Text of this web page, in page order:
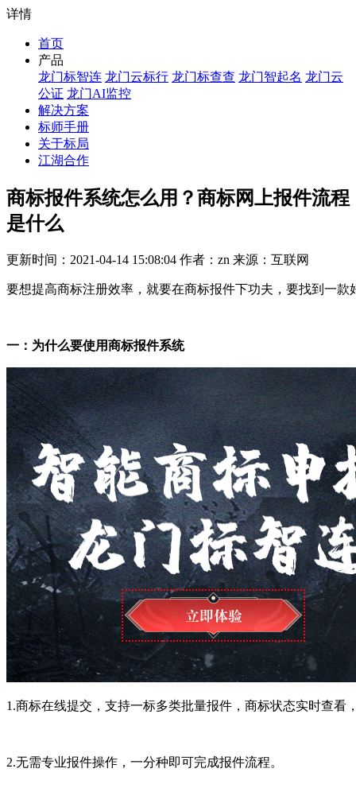
详情
首页
产品
龙门标智连 龙门云标行 龙门标查查 龙门智起名 龙门云
公证 龙门AI监控
解决方案
标师手册
关于标局
江湖合作
商标报件系统怎么用？商标网上报件流程
是什么
更新时间：2021-04-14 15:08:04 作者：zn 来源：互联网
要想提高商标注册效率，就要在商标报件下功夫，要找到一
一：为什么要使用商标报件系统
1.商标在线提交，支持一标多类批量报件，商标状态实时查
2.无需专业报件操作，一分种即可完成报件流程。